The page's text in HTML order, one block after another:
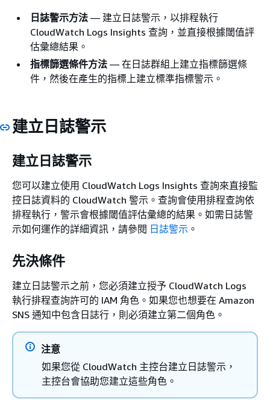
日誌警示方法 — 建立日誌警示，以排程執行
CloudWatch Logs Insights 查詢，並直接根據閾值評
估彙總結果。
指標篩選條件方法 — 在日誌群組上建立指標篩選條
件，然後在產生的指標上建立標準指標警示。
建立日誌警示
建立日誌警示
您可以建立使用 CloudWatch Logs Insights 查詢來直接監
控日誌資料的 CloudWatch 警示。查詢會使用排程查詢依
排程執行，警示會根據閾值評估彙總的結果。如需日誌警
示如何運作的詳細資訊，請參閱 日誌警示 。
先決條件
建立日誌警示之前，您必須建立授予 CloudWatch Logs
執行排程查詢許可的 IAM 角色。如果您也想要在 Amazon
SNS 通知中包含日誌行，則必須建立第二個角色。
注意
如果您從 CloudWatch 主控台建立日誌警示，
主控台會協助您建立這些角色。